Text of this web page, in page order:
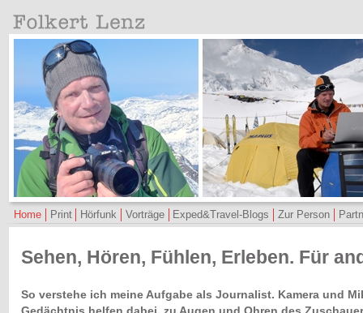
Home Print Hörfunk Vorträge Exped&Travel-Blogs Zur Person
Sehen, Hören, Fühlen, Erleben. Für
So verstehe ich meine Aufgabe als Journalist. Kamera und